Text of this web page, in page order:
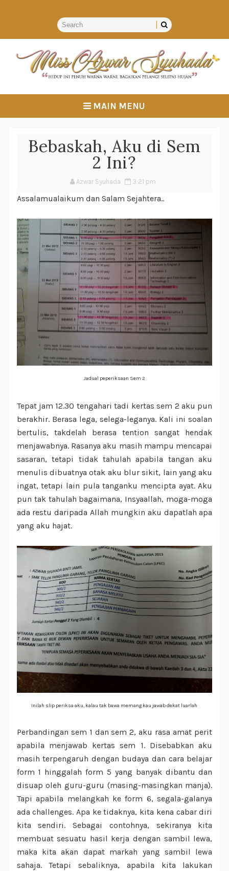
MAIN MENU
Bebaskah, Aku di Sem
2 Ini?
Azwar Syuhada 3:21 pm
Assalamualaikum dan Salam Sejahtera..
Jadual peperiksaan Sem 2
Tepat jam 12.30 tengahari tadi kertas sem 2 aku pun
berakhir. Berasa lega, selega-leganya. Kali ini soalan
bertulis, takdelah berasa tention sangat hendak
menjawabnya. Rasanya aku masih mampu mencapai
sasaran, tetapi tidak tahulah apabila tangan aku
menulis dibuatnya otak aku blur sikit, lain yang aku
ingat, tetapi lain pula tanganku mencipta ayat. Aku
pun tak tahulah bagaimana, Insyaallah, moga-moga
ada restu daripada Allah mungkin aku dapatlah apa
yang aku hajat.
Inilah slip periksa aku, kalau tak bawa memang kau jawab dekat luarlah
Perbandingan sem 1 dan sem 2, aku rasa amat perit
apabila menjawab kertas sem 1. Disebabkan aku
masih terpengaruh dengan budaya dan cara belajar
form 1 hinggalah form 5 yang banyak dibantu dan
disuap oleh guru-guru (masing-masingkan manja).
Tapi apabila melangkah ke form 6, segala-galanya
ada challenges. Apa ke tidaknya, kita kena cabar diri
kita sendiri. Sebagai contohnya, sekiranya kita
membuat sesuatu hasil kerja dengan sambil lewa,
maka kita akan dapat markah yang sambil lewa
sahaja. Tetapi sebaliknya, apabila kita lakukan